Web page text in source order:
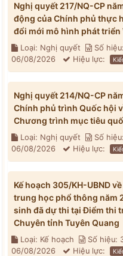
Nghị quyết 217/NQ-CP
động của Chính phủ thực
đổi mới mô hình phát triển
Loại: Nghị quyết Số
06/08/2026
Hiệu lực:
Nghị quyết 214/NQ-CP
Chính phủ trình Quốc hội
Chương trình mục tiêu
Loại: Nghị quyết Số
06/08/2026
Hiệu lực:
Kế hoạch 305/KH-UBND
trung học phổ thông năm
sinh đã dự thi tại Điểm thi
Chuyên tỉnh Tuyên Quang
Loại: Kế hoạch Số hiệu:
06/08/2026
Hiệu lực: